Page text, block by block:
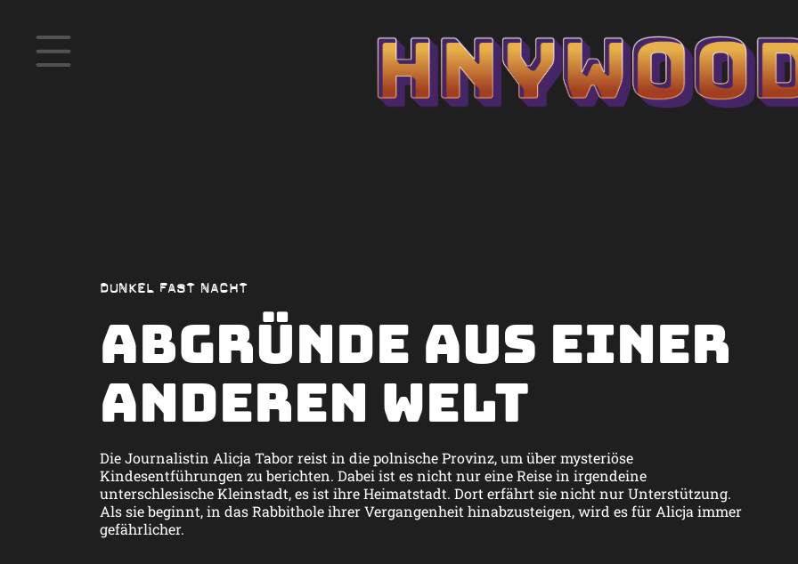
DUNKEL FAST NACHT
Abgründe aus einer
anderen Welt
Die Journalistin Alicja Tabor reist in die polnische Provinz, um über mysteriöse
Kindesentführungen zu berichten. Dabei ist es nicht nur eine Reise in irgendeine
unterschlesische Kleinstadt, es ist ihre Heimatstadt. Dort erfährt sie nicht nur Unterstützung.
Als sie beginnt, in das Rabbithole ihrer Vergangenheit hinabzusteigen, wird es für Alicja immer
gefährlicher.